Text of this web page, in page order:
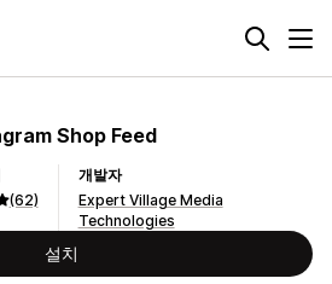
Shop Feed
(62)
개발자
Expert Village Media
Technologies
설치